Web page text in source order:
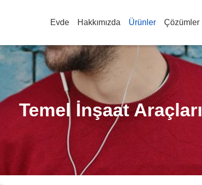
Evde Hakkımızda Ürünler Çözümler
Temel İnşaat Araçları